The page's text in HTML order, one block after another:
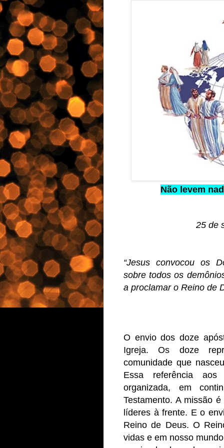
Não levem
25 de
“Jesus convocou os
sobre todos os
a proclamar o Reino de
O envio dos doze
Igreja. Os doze
comunidade que
Essa referência aos
organizada, em
Testamento. A missão
líderes à frente. E o
Reino de Deus. O
vidas e em nosso